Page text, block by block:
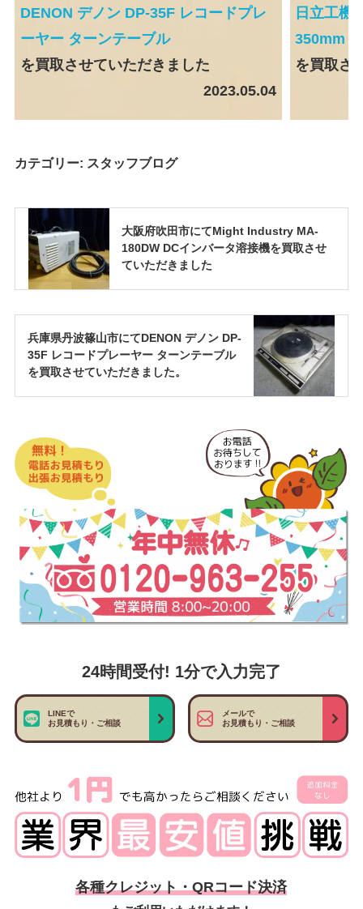
DENON デノン DP-35F レコードプレ
ーヤー ターンテーブル
を買取させていただきました
2023.05.04
日立工機
350mm
を買取さ
カテゴリー: スタッフブログ
大阪府吹田市にてMight Industry MA-
180DW DCインバータ溶接機を買取させ
ていただきました
兵庫県丹波篠山市にてDENON デノン DP-
35F レコードプレーヤー ターンテーブル
を買取させていただきました。
24時間受付! 1分で入力完了
LINEで
お見積もり・ご相談
メールで
お見積もり・ご相談
各種クレジット・QRコード決済